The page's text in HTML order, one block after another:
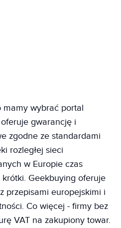
mamy wybrać portal
gwarancję i
zgodne ze standardami
rozległej sieci
w Europie czas
Geekbuying oferuje
przepisami europejskimi i
Co więcej - firmy bez
VAT na zakupiony towar.